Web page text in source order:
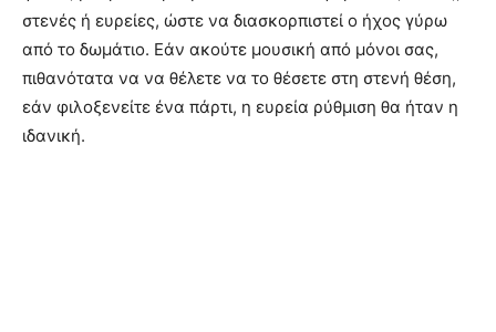
στενές ή ευρείες, ώστε να διασκορπιστεί ο ήχος γύρω
από το δωμάτιο. Εάν ακούτε μουσική από μόνοι σας,
πιθανότατα να να θέλετε να το θέσετε στη στενή θέση,
εάν φιλοξενείτε ένα πάρτι, η ευρεία ρύθμιση θα ήταν η
ιδανική.